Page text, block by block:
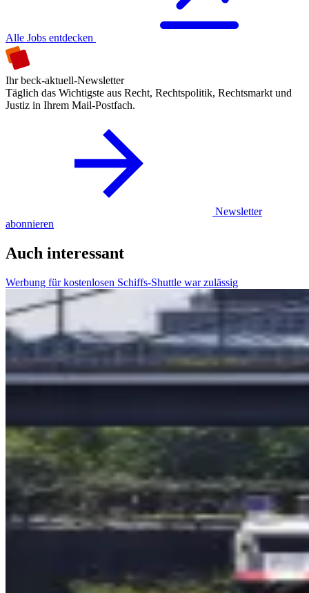
Alle Jobs entdecken
Ihr beck-aktuell-Newsletter
Täglich das Wichtigste aus Recht, Rechtspolitik, Rechtsmarkt und
Justiz in Ihrem Mail-Postfach.
Newsletter
abonnieren
Auch interessant
Werbung für kostenlosen Schiffs-Shuttle war zulässig